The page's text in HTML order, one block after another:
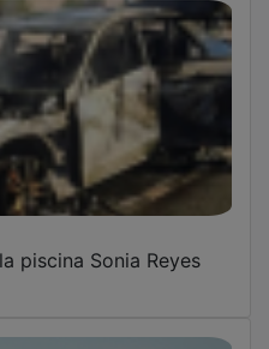
de la
clubes de Tercera